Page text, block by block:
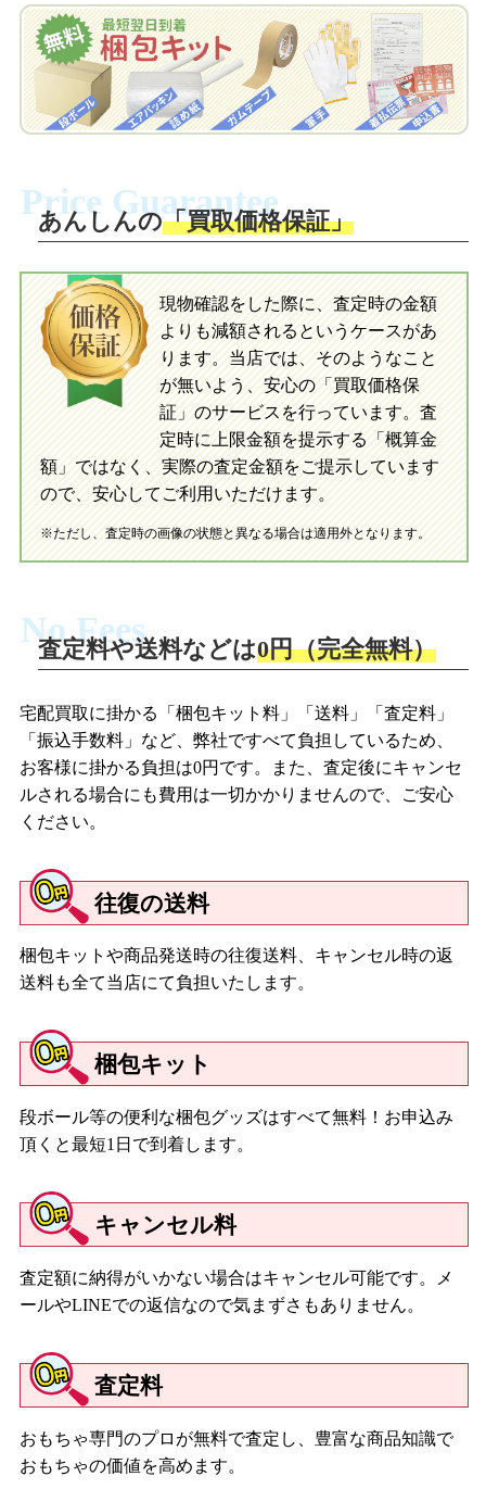
でお届けします。
自宅でおもちゃを発送・梱包
梱包キットに同封する発送ガイドの手順
送。当店へ無料で発送いただけます。
入金完了
当店に査定したおもちゃがご到着後、ご
指定の口座に即日入金可能です。
買取の流れ 写真の撮影方法
申し込みます。梱包キットは送料無料で
お届けします。
自宅でおもちゃを発送・梱包
ださい。お電話にて集荷依頼を行い発
送。当店へ無料で発送いただけます。
当店に査定したおもちゃがご到着後、ご
指定の口座に即日入金可能です。
初めての方へ LINE査定の流れ 写真の撮影方法
Price Guarantee
あんしんの「買取価格保証」
現物確認をした際に、査定時の金額
よりも減額されるというケースがあ
ります。当店では、そのようなこと
が無いよう、安心の「買取価格保
証」のサービスを行っています。査
定時に上限金額を提示する「概算金
額」ではなく、実際の査定金額をご提示しています
ので、安心してご利用いただけます。
※ただし、査定時の画像の状態と異なる場合は適用外となります。
No Fees
査定料や送料などは0円（完全無料）
宅配買取に掛かる「梱包キット料」「送料」「査定料」
「振込手数料」など、弊社ですべて負担しているため、
お客様に掛かる負担は0円です。また、査定後にキャンセ
ルされる場合にも費用は一切かかりませんので、ご安心
ください。
往復の送料
梱包キットや商品発送時の往復送料、キャンセル時の返
送料も全て当店にて負担いたします。
梱包キット
段ボール等の便利な梱包グッズはすべて無料！お申込み
頂くと最短1日で到着します。
キャンセル料
査定額に納得がいかない場合はキャンセル可能です。メ
ールやLINEでの返信なので気まずさもありません。
査定料
おもちゃ専門のプロが無料で査定し、豊富な商品知識で
おもちゃの価値を高めます。